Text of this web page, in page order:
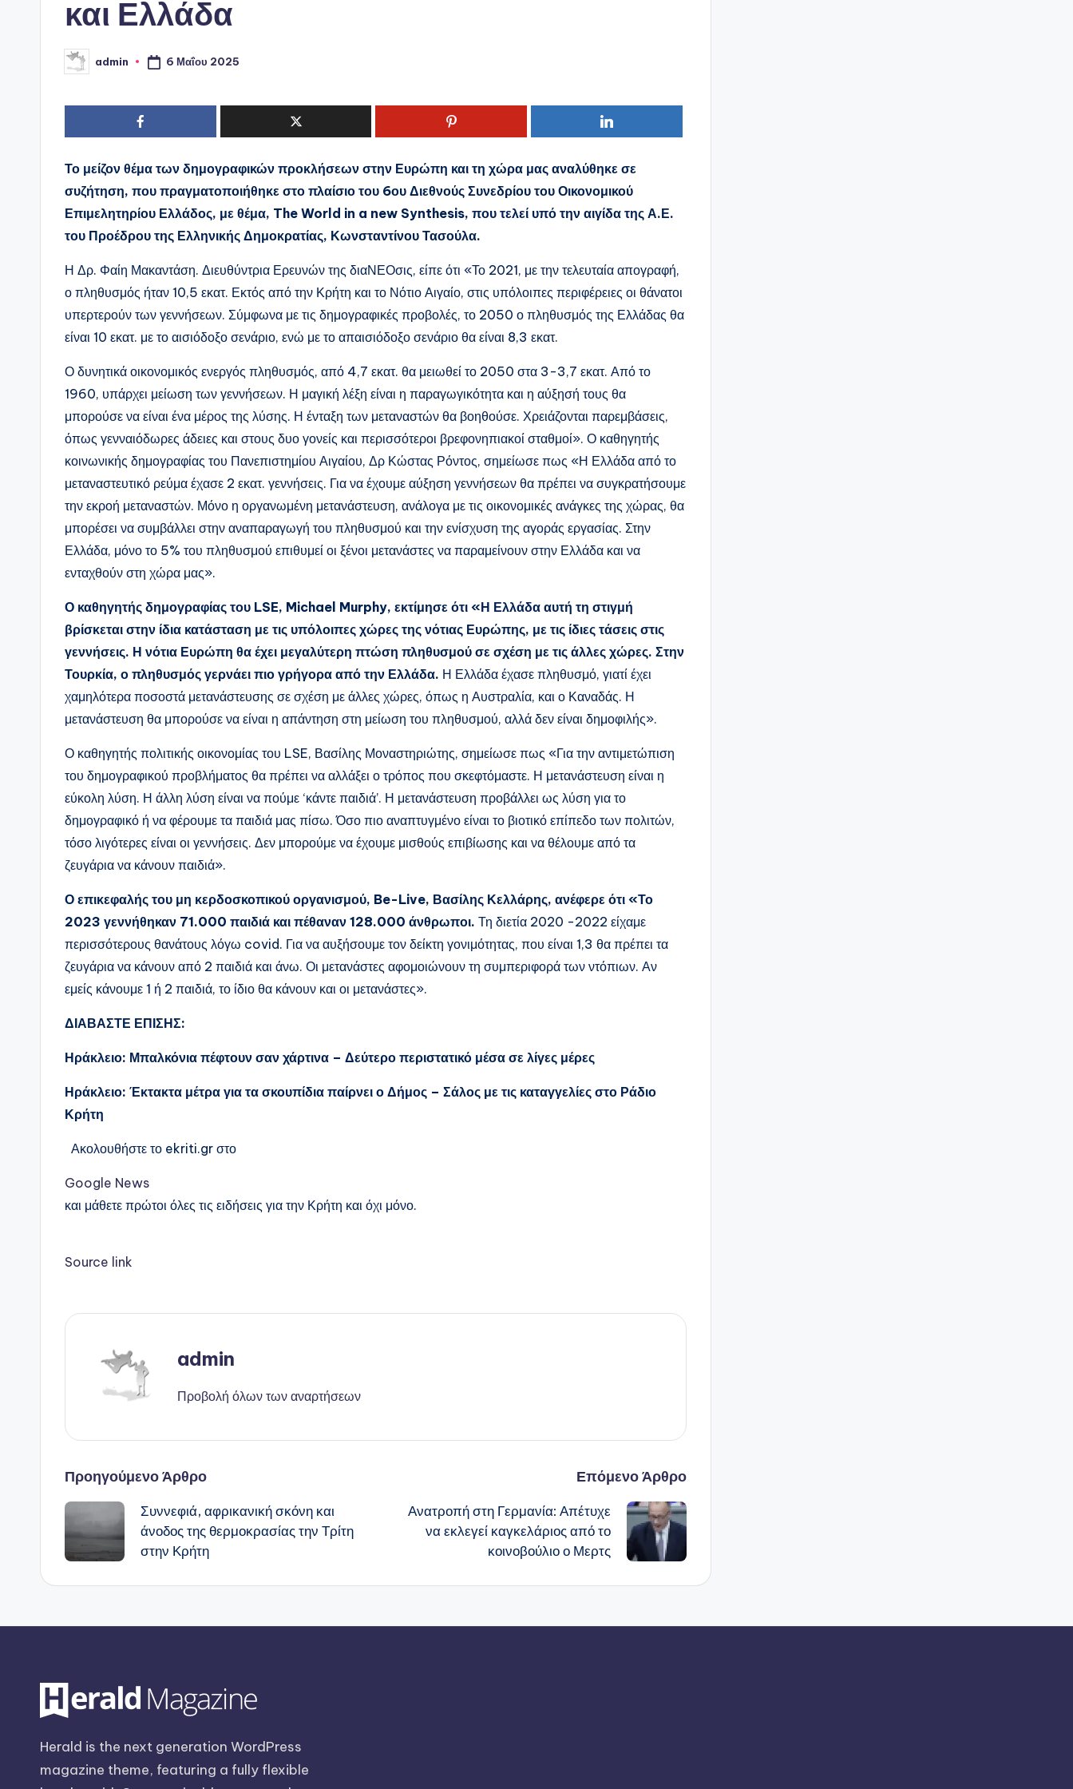
και Ελλάδα
Συγγραφέας:
admin 6 Μαΐου 2025
Το μείζον θέμα των δημογραφικών προκλήσεων στην Ευρώπη και τη χώρα μας αναλύθηκε σε
συζήτηση, που πραγματοποιήθηκε στο πλαίσιο του 6ου Διεθνούς Συνεδρίου του Οικονομικού
Επιμελητηρίου Ελλάδος, με θέμα, The World in a new Synthesis, που τελεί υπό την αιγίδα της Α.Ε.
του Προέδρου της Ελληνικής Δημοκρατίας, Κωνσταντίνου Τασούλα.
Η Δρ. Φαίη Μακαντάση. Διευθύντρια Ερευνών της διαΝΕΟσις, είπε ότι «Το 2021, με την τελευταία απογραφή,
ο πληθυσμός ήταν 10,5 εκατ. Εκτός από την Κρήτη και το Νότιο Αιγαίο, στις υπόλοιπες περιφέρειες οι θάνατοι
υπερτερούν των γεννήσεων. Σύμφωνα με τις δημογραφικές προβολές, το 2050 ο πληθυσμός της Ελλάδας θα
είναι 10 εκατ. με το αισιόδοξο σενάριο, ενώ με το απαισιόδοξο σενάριο θα είναι 8,3 εκατ.
Ο δυνητικά οικονομικός ενεργός πληθυσμός, από 4,7 εκατ. θα μειωθεί το 2050 στα 3-3,7 εκατ. Από το
1960, υπάρχει μείωση των γεννήσεων. Η μαγική λέξη είναι η παραγωγικότητα και η αύξησή τους θα
μπορούσε να είναι ένα μέρος της λύσης. Η ένταξη των μεταναστών θα βοηθούσε. Χρειάζονται παρεμβάσεις,
όπως γενναιόδωρες άδειες και στους δυο γονείς και περισσότεροι βρεφονηπιακοί σταθμοί». Ο καθηγητής
κοινωνικής δημογραφίας του Πανεπιστημίου Αιγαίου, Δρ Κώστας Ρόντος, σημείωσε πως «Η Ελλάδα από το
μεταναστευτικό ρεύμα έχασε 2 εκατ. γεννήσεις. Για να έχουμε αύξηση γεννήσεων θα πρέπει να συγκρατήσουμε
την εκροή μεταναστών. Μόνο η οργανωμένη μετανάστευση, ανάλογα με τις οικονομικές ανάγκες της χώρας, θα
μπορέσει να συμβάλλει στην αναπαραγωγή του πληθυσμού και την ενίσχυση της αγοράς εργασίας. Στην
Ελλάδα, μόνο το 5% του πληθυσμού επιθυμεί οι ξένοι μετανάστες να παραμείνουν στην Ελλάδα και να
ενταχθούν στη χώρα μας».
Ο καθηγητής δημογραφίας του LSE, Michael Murphy, εκτίμησε ότι «Η Ελλάδα αυτή τη στιγμή
βρίσκεται στην ίδια κατάσταση με τις υπόλοιπες χώρες της νότιας Ευρώπης, με τις ίδιες τάσεις στις
γεννήσεις. Η νότια Ευρώπη θα έχει μεγαλύτερη πτώση πληθυσμού σε σχέση με τις άλλες χώρες. Στην
Τουρκία, ο πληθυσμός γερνάει πιο γρήγορα από την Ελλάδα. Η Ελλάδα έχασε πληθυσμό, γιατί έχει
χαμηλότερα ποσοστά μετανάστευσης σε σχέση με άλλες χώρες, όπως η Αυστραλία, και ο Καναδάς. Η
μετανάστευση θα μπορούσε να είναι η απάντηση στη μείωση του πληθυσμού, αλλά δεν είναι δημοφιλής».
Ο καθηγητής πολιτικής οικονομίας του LSE, Βασίλης Μοναστηριώτης, σημείωσε πως «Για την αντιμετώπιση
του δημογραφικού προβλήματος θα πρέπει να αλλάξει ο τρόπος που σκεφτόμαστε. Η μετανάστευση είναι η
εύκολη λύση. Η άλλη λύση είναι να πούμε ‘κάντε παιδιά’. Η μετανάστευση προβάλλει ως λύση για το
δημογραφικό ή να φέρουμε τα παιδιά μας πίσω. Όσο πιο αναπτυγμένο είναι το βιοτικό επίπεδο των πολιτών,
τόσο λιγότερες είναι οι γεννήσεις. Δεν μπορούμε να έχουμε μισθούς επιβίωσης και να θέλουμε από τα
ζευγάρια να κάνουν παιδιά».
Ο επικεφαλής του μη κερδοσκοπικού οργανισμού, Be-Live, Βασίλης Κελλάρης, ανέφερε ότι «Το
2023 γεννήθηκαν 71.000 παιδιά και πέθαναν 128.000 άνθρωποι. Τη διετία 2020 -2022 είχαμε
περισσότερους θανάτους λόγω covid. Για να αυξήσουμε τον δείκτη γονιμότητας, που είναι 1,3 θα πρέπει τα
ζευγάρια να κάνουν από 2 παιδιά και άνω. Οι μετανάστες αφομοιώνουν τη συμπεριφορά των ντόπιων. Αν
εμείς κάνουμε 1 ή 2 παιδιά, το ίδιο θα κάνουν και οι μετανάστες».
ΔΙΑΒΑΣΤΕ ΕΠΙΣΗΣ:
Ηράκλειο: Μπαλκόνια πέφτουν σαν χάρτινα – Δεύτερο περιστατικό μέσα σε λίγες μέρες
Ηράκλειο: Έκτακτα μέτρα για τα σκουπίδια παίρνει ο Δήμος – Σάλος με τις καταγγελίες στο Ράδιο
Κρήτη
Ακολουθήστε το ekriti.gr στο
Google News
και μάθετε πρώτοι όλες τις ειδήσεις για την Κρήτη και όχι μόνο.
Source link
admin
Προβολή όλων των αναρτήσεων
Πλοήγηση
δημοσιεύσεων
Προηγούμενο Άρθρο
Συννεφιά, αφρικανική σκόνη και
άνοδος της θερμοκρασίας την Τρίτη
στην Κρήτη
Επόμενο Άρθρο
Ανατροπή στη Γερμανία: Απέτυχε
να εκλεγεί καγκελάριος από το
κοινοβούλιο ο Μερτς
Herald is the next generation WordPress
magazine theme, featuring a fully flexible